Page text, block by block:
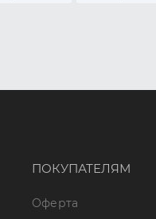
ПОКУПАТЕЛЯМ
Оферта